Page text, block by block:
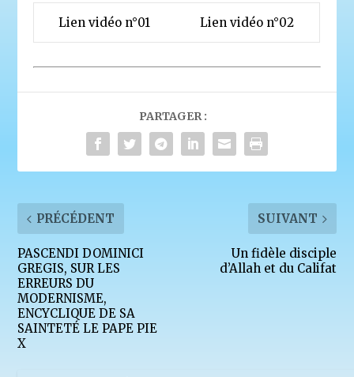
Lien vidéo n°01 Lien vidéo n°02
PARTAGER :
PRÉCÉDENT
PASCENDI DOMINICI
GREGIS, SUR LES
ERREURS DU
MODERNISME,
ENCYCLIQUE DE SA
SAINTETÉ LE PAPE PIE
X
SUIVANT
Un fidèle disciple
d’Allah et du Califat